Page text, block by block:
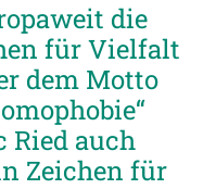
die
für Vielfalt
dem Motto
Ried auch
Zeichen für